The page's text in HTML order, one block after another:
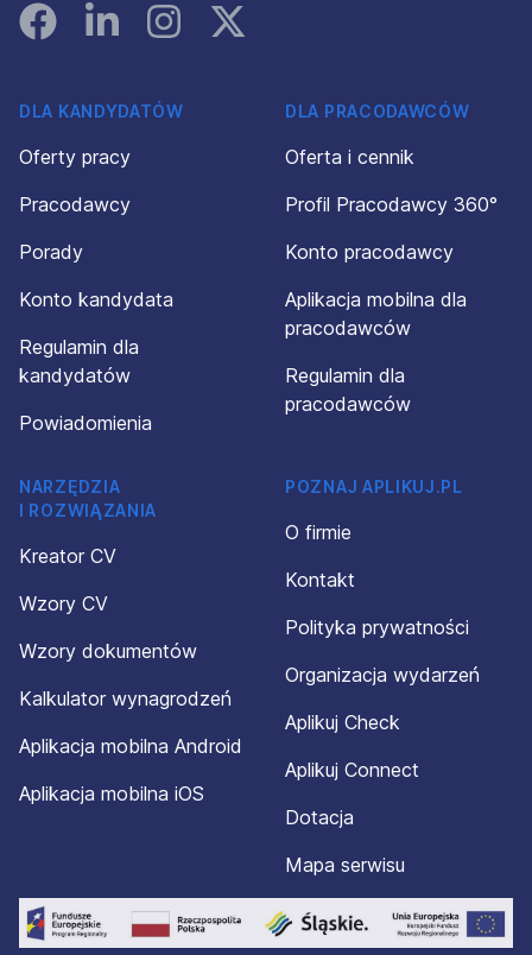
FacebookLinked InInstagramInstagram
DLA KANDYDATÓW
Oferty pracy
Pracodawcy
Porady
Konto kandydata
Regulamin dla
kandydatów
Powiadomienia
DLA PRACODAWCÓW
Oferta i cennik
Profil Pracodawcy 360°
Konto pracodawcy
Aplikacja mobilna dla
pracodawców
Regulamin dla
pracodawców
NARZĘDZIA
I ROZWIĄZANIA
Kreator CV
Wzory CV
Wzory dokumentów
Kalkulator wynagrodzeń
Aplikacja mobilna Android
Aplikacja mobilna iOS
POZNAJ APLIKUJ.PL
O firmie
Kontakt
Polityka prywatności
Organizacja wydarzeń
Aplikuj Check
Aplikuj Connect
Dotacja
Mapa serwisu